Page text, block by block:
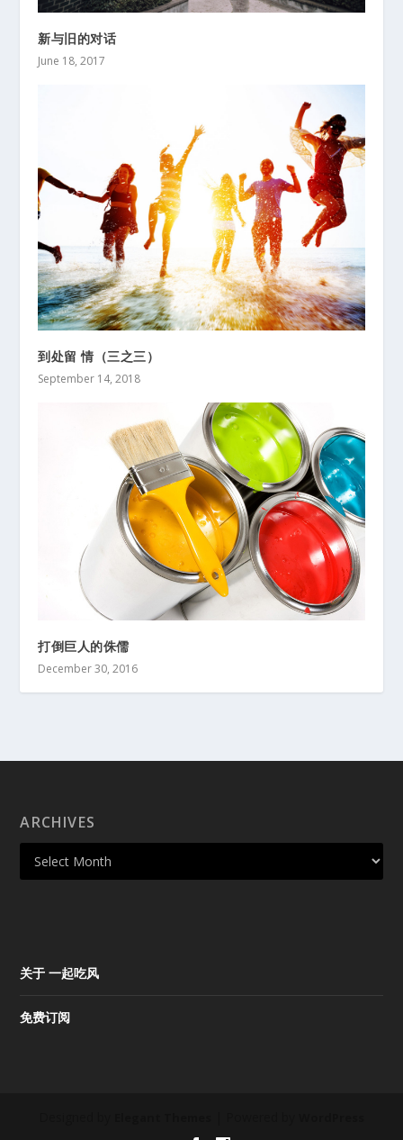
新与旧的对话
June 18, 2017
到处留 情（三之三）
September 14, 2018
打倒巨人的侏儒
December 30, 2016
ARCHIVES
关于 一起吃风
免费订阅